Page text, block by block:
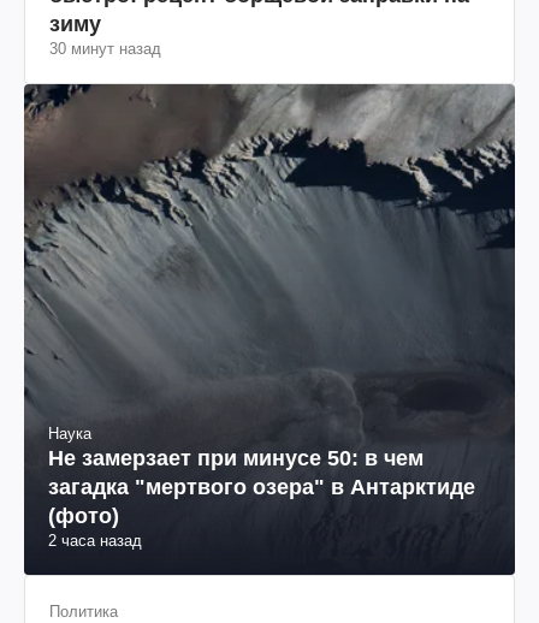
зиму
30 минут назад
Наука
Не замерзает при минусе 50: в чем
загадка "мертвого озера" в Антарктиде
(фото)
2 часа назад
Политика